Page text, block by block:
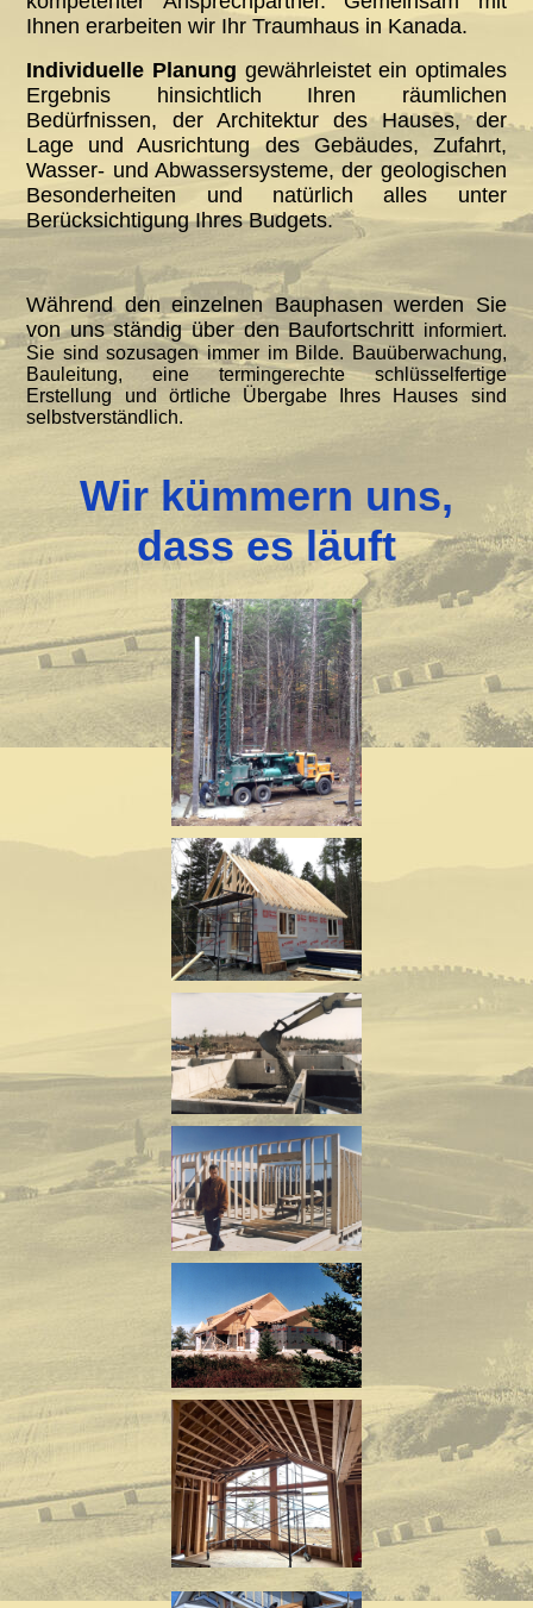
Ihnen erarbeiten wir Ihr Traumhaus in Kanada.
Individuelle Planung gewährleistet ein optimales
Ergebnis hinsichtlich Ihren räumlichen
Bedürfnissen, der Architektur des Hauses, der
Lage und Ausrichtung des Gebäudes, Zufahrt,
Wasser- und Abwassersysteme, der geologischen
Besonderheiten und natürlich alles unter
Berücksichtigung Ihres Budgets.
Während den einzelnen Bauphasen werden Sie
von uns ständig über den Baufortschritt informiert.
Sie sind sozusagen immer im Bilde. Bauüberwachung,
Bauleitung, eine termingerechte schlüsselfertige
Erstellung und örtliche Übergabe Ihres Hauses sind
selbstverständlich.
Wir kümmern uns,
dass es läuft